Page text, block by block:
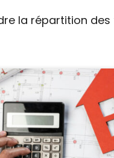
la répartition des